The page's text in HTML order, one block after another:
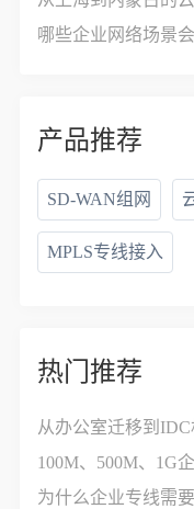
哪些企业网络场景
产品推荐
SD-WAN组网
MPLS专线接入
热门推荐
从办公室迁移到
100M、500M、1G
为什么企业专线需要